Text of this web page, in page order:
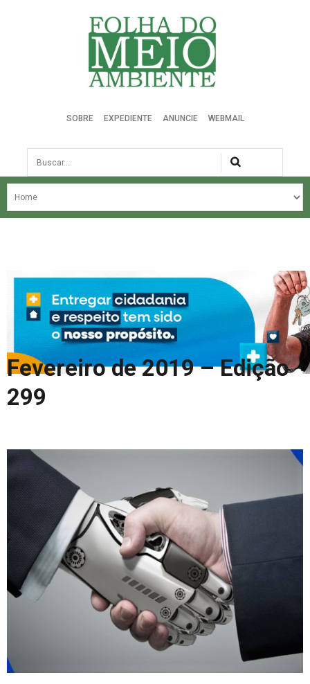
Folha do Meio Ambiente
SOBRE EXPEDIENTE ANUNCIE WEBMAIL
Busca
NOSSA HISTÓRIA
EDIÇÕES ANTERIORES
COLUNA DO MEIO
FALE CONOSCO
Fevereiro de 2019 – Edição
299